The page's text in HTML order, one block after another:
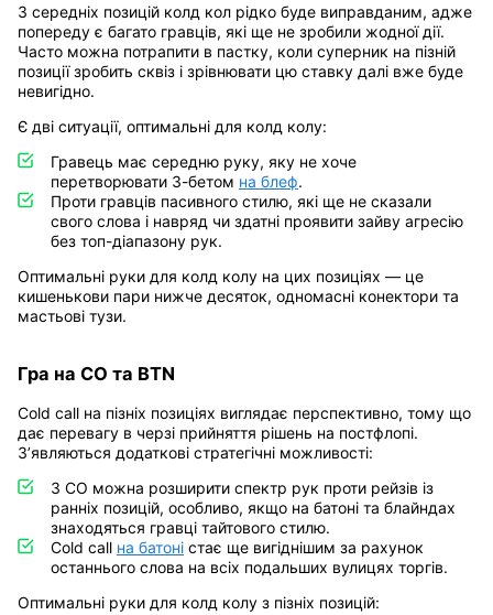
З середніх позицій колд кол рідко буде виправданим, адже
попереду є багато гравців, які ще не зробили жодної дії.
Часто можна потрапити в пастку, коли суперник на пізній
позиції зробить сквіз і зрівнювати цю ставку далі вже буде
невигідно.
Є дві ситуації, оптимальні для колд колу:
Гравець має середню руку, яку не хоче
перетворювати 3-бетом на блеф.
Проти гравців пасивного стилю, які ще не сказали
свого слова і навряд чи здатні проявити зайву агресію
без топ-діапазону рук.
Оптимальні руки для колд колу на цих позиціях — це
кишенькови пари нижче десяток, одномасні конектори та
мастьові тузи.
Гра на CO та BTN
Cold call на пізніх позиціях виглядає перспективно, тому що
дає перевагу в черзі прийняття рішень на постфлопі.
З’являються додаткові стратегічні можливості:
З CO можна розширити спектр рук проти рейзів із
ранніх позицій, особливо, якщо на батоні та блайндах
знаходяться гравці тайтового стилю.
Cold call на батоні стає ще вигіднішим за рахунок
останнього слова на всіх подальших вулицях торгів.
Оптимальні руки для колд колу з пізніх позицій: